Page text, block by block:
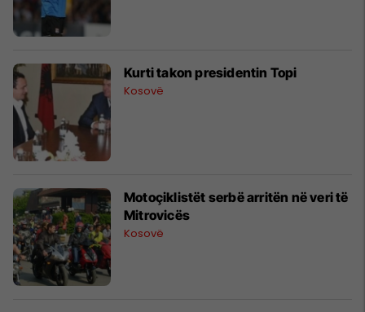
Kurti takon presidentin Topi
Kosovë
Motoçiklistët serbë arritën në veri të
Mitrovicës
Kosovë